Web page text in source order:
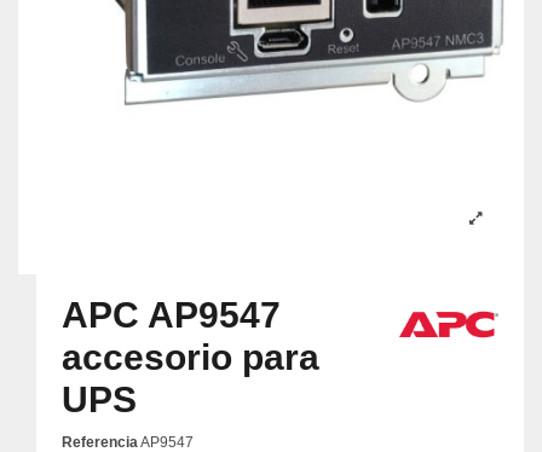
APC AP9547
accesorio para
UPS
Referencia AP9547